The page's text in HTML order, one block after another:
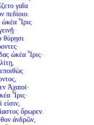
γαῖα
πεδίοιο.
ὠκέα Ἶρις
θύρῃσι
ὠκέα Ἶρις·
Ἀχαιοί·
Ἶρις·
εἰσιν,
ὄρωρεν.
ἀνδρῶν,